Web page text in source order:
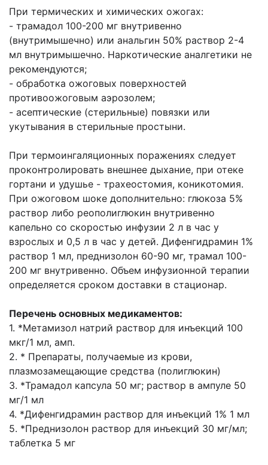
При термических и химических ожогах:
- трамадол 100-200 мг внутривенно
(внутримышечно) или анальгин 50% раствор 2-4
мл внутримышечно. Наркотические аналгетики не
рекомендуются;
- обработка ожоговых поверхностей
противоожоговым аэрозолем;
- асептические (стерильные) повязки или
укутывания в стерильные простыни.
При термоингаляционных поражениях следует
проконтролировать внешнее дыхание, при отеке
гортани и удушье - трахеостомия, коникотомия.
При ожоговом шоке дополнительно: глюкоза 5%
раствор либо реополиглюкин внутривенно
капельно со скоростью инфузии 2 л в час у
взрослых и 0,5 л в час у детей. Дифенгидрамин 1%
раствор 1 мл, преднизолон 60-90 мг, трамал 100-
200 мг внутривенно. Объем инфузионной терапии
определяется сроком доставки в стационар.
Перечень основных медикаментов:
1. *Метамизол натрий раствор для инъекций 100
мкг/1 мл, амп.
2. * Препараты, получаемые из крови,
плазмозамещающие средства (полиглюкин)
3. *Трамадол капсула 50 мг; раствор в ампуле 50
мг/1 мл
4. *Дифенгидрамин раствор для инъекций 1% 1 мл
5. *Преднизолон раствор для инъекций 30 мг/мл;
таблетка 5 мг